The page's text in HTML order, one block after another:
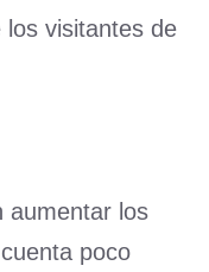
los visitantes de
aumentar los
poco